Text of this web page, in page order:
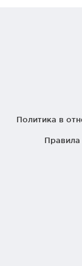
Политика в
Правила